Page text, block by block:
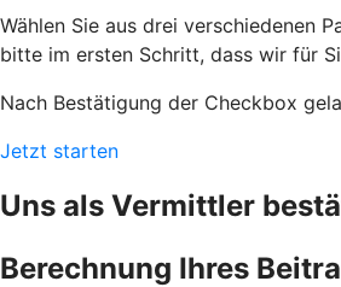
Wählen Sie aus drei verschiedenen
bitte im ersten Schritt, dass wir für
Nach Bestätigung der Checkbox
Jetzt starten
Uns als Vermittler
Berechnung Ihres